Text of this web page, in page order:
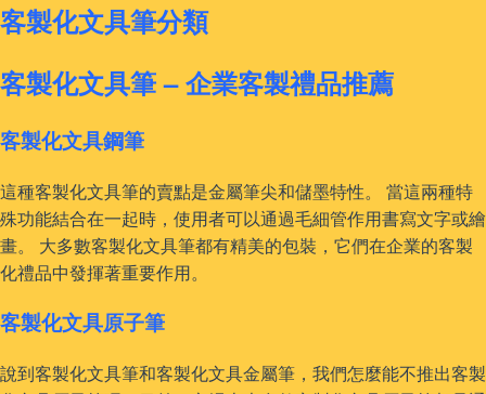
客製化文具筆分類
客製化文具筆 – 企業客製禮品推薦
客製化文具鋼筆
這種客製化文具筆的賣點是金屬筆尖和儲墨特性。 當這兩種特
殊功能結合在一起時，使用者可以通過毛細管作用書寫文字或繪
畫。 大多數客製化文具筆都有精美的包裝，它們在企業的客製
化禮品中發揮著重要作用。
客製化文具原子筆
說到客製化文具筆和客製化文具金屬筆，我們怎麼能不推出客製